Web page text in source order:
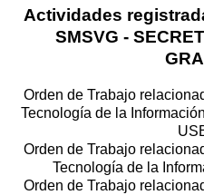
Actividades
SMSVG -
Orden de Trabajo
Tecnología de la
Orden de Trabajo
Tecnología de la
Orden de Trabajo